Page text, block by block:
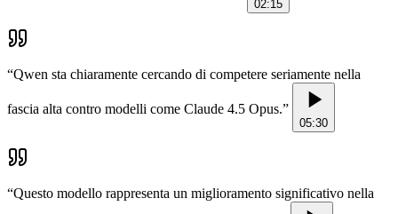
02:15
“Qwen sta chiaramente cercando di competere seriamente nella
fascia alta contro modelli come Claude 4.5 Opus.”
05:30
“Questo modello rappresenta un miglioramento significativo nella